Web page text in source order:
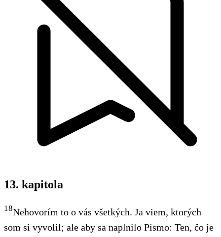
13. kapitola
18Nehovorím to o vás všetkých. Ja viem, ktorých
som si vyvolil; ale aby sa naplnilo Písmo: Ten, čo je